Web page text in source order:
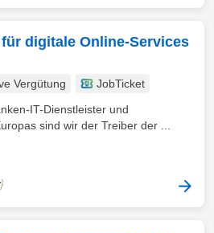
digitale Online-Services
Vergütung
JobTicket
IT-Dienstleister und
sind wir der Treiber der ...